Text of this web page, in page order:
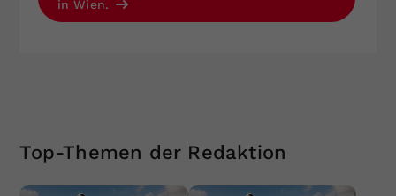
in Wien.
Top-Themen der Redaktion